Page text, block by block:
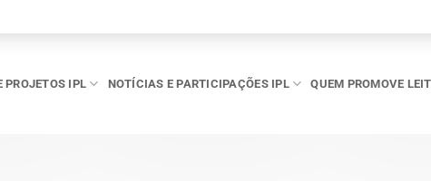
PROJETOS IPL NOTÍCIAS E PARTICIPAÇÕES IPL QUEM PROMOVE